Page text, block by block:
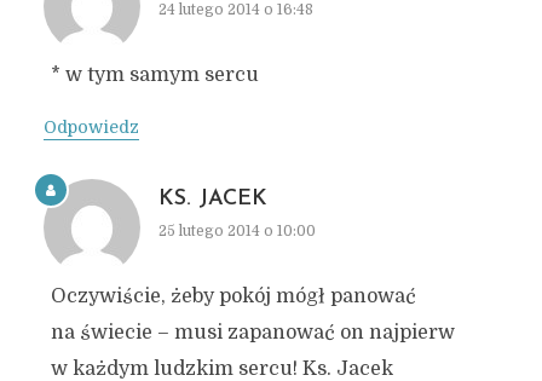
24 lutego 2014 o 16:48
* w tym samym sercu
Odpowiedz
KS. JACEK
25 lutego 2014 o 10:00
Oczywiście, żeby pokój mógł panować
na świecie – musi zapanować on najpierw
w każdym ludzkim sercu! Ks. Jacek